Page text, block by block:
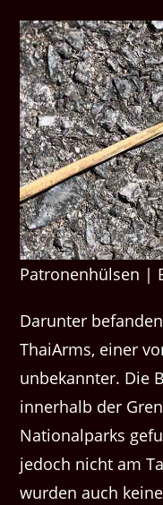
Patronenhülsen |
Darunter
ThaiArms, einer
unbekannter. Die
innerhalb der
Nationalparks
jedoch nicht am
wurden auch